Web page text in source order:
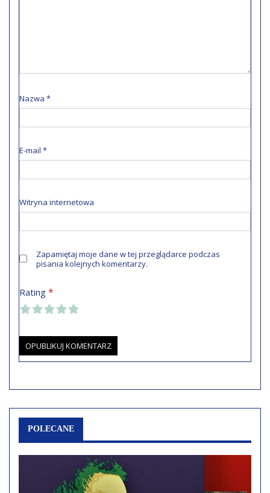
Nazwa *
E-mail *
Witryna internetowa
Zapamiętaj moje dane w tej przeglądarce podczas
pisania kolejnych komentarzy.
Rating *
POLECANE